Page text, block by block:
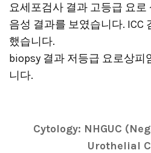
요세포검사 결과 고등급 요로
음성 결과를 보였습니다. ICC
했습니다.
biopsy 결과 저등급 요로상피
니다.
Cytology: NHGUC
Urothelial